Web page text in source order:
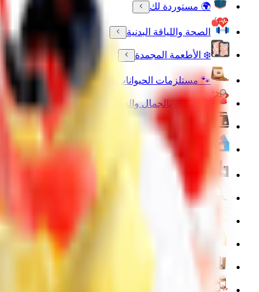
🌍 مستوردة لك
الصحة واللياقة البدنية
❄️ الأطعمة المجمدة
🐾 مستلزمات الحيوانات الأليفة
🧴 العناية بالجمال والعطورات
🔌 الأجهزة الالكترونية
💳 بطاقات رقمية
🍳 مستلزمات المنزل والمطبخ
🧹 أدوات التنظيف المنزلية
🧳 مستلزمات السفر والأنشطة الخارجية